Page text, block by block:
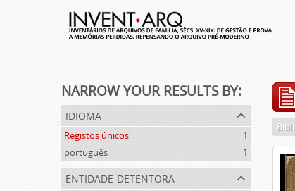
NARROW YOUR RESULTS BY:
idioma
Registos únicos
1
português
1
entidade detentora